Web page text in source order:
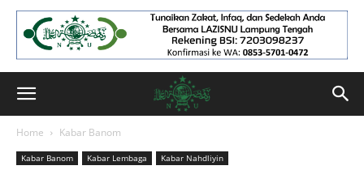
Home Kabar Banom
Kabar Banom Kabar Lembaga Kabar Nahdliyin